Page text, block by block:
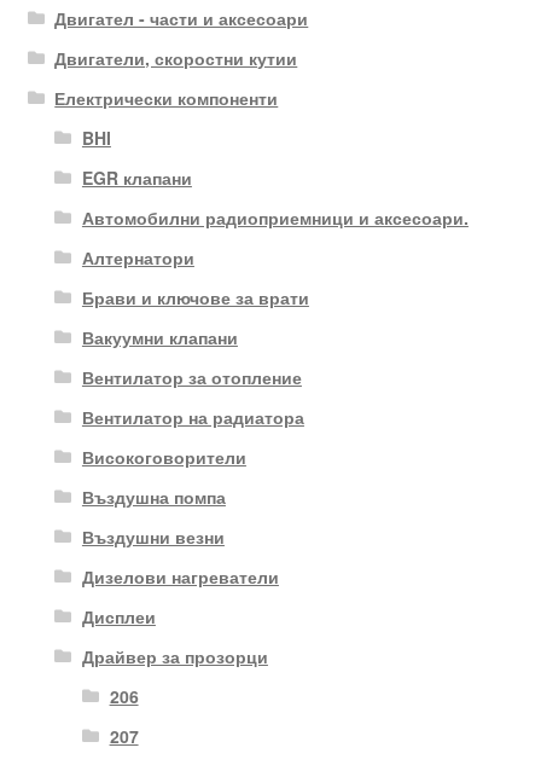
Двигател - части и аксесоари
Двигатели, скоростни кутии
Електрически компоненти
BHI
EGR клапани
Автомобилни радиоприемници и аксесоари.
Алтернатори
Брави и ключове за врати
Вакуумни клапани
Вентилатор за отопление
Вентилатор на радиатора
Високоговорители
Въздушна помпа
Въздушни везни
Дизелови нагреватели
Дисплеи
Драйвер за прозорци
206
207